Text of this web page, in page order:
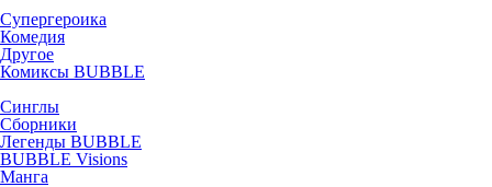
Супергероика
Комедия
Другое
Комиксы BUBBLE
Синглы
Сборники
Легенды BUBBLE
BUBBLE Visions
Манга